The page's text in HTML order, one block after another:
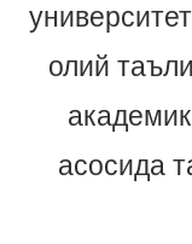
олий
асосида